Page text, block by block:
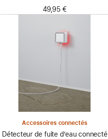
49,95 €
Accessoires connectés
Détecteur de fuite d’eau connecté